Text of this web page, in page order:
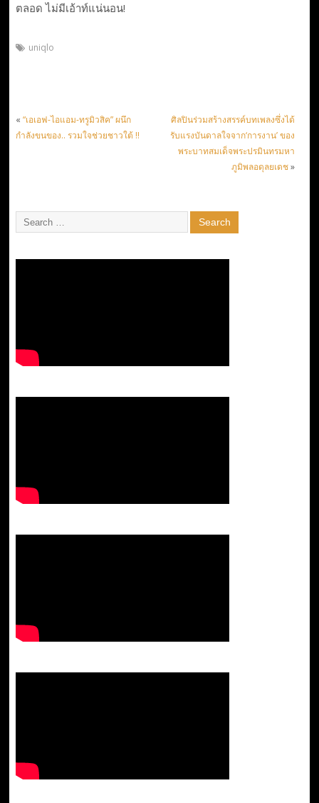
ตลอด ไม่มีเอ้าท์แน่นอน!
uniqlo
« “เอเอฟ-ไอแอม-ทรูมิวสิค” ผนึก
กำลังขนของ.. รวมใจช่วยชาวใต้ !!
ศิลปินร่วมสร้างสรรค์บทเพลงซึ่งได้
รับแรงบันดาลใจจาก‘การงาน’ ของ
พระบาทสมเด็จพระปรมินทรมหา
ภูมิพลอดุลยเดช»